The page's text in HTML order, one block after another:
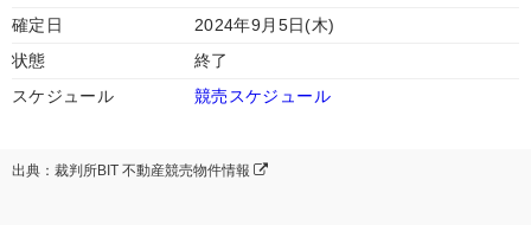
確定日
2024年9月5日(木)
状態
終了
スケジュール
競売スケジュール
出典：裁判所BIT 不動産競売物件情報